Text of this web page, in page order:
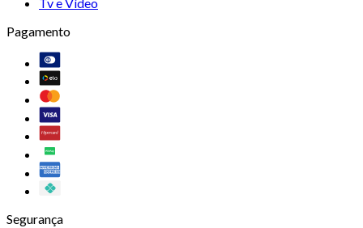
Pagamento
Segurança